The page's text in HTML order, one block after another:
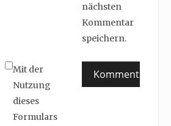
nächsten
Kommentar
speichern.
Mit der
Nutzung
dieses
Formulars